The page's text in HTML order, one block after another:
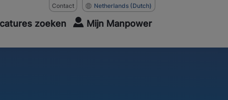
Contact Netherlands (Dutch)
zoeken Mijn Manpower